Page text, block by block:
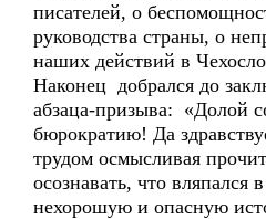
писателей, о
руководства страны, о
наших действий в
Наконец добрался до
абзаца-призыва: «Долой
бюрократию! Да
трудом осмысливая
осознавать, что вляпался
нехорошую и опасную